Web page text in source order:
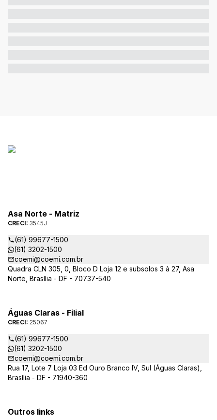
Asa Norte - Matriz
CRECI: 3545J
(61) 99677-1500
(61) 3202-1500
coemi@coemi.com.br
Quadra CLN 305, 0, Bloco D Loja 12 e subsolos 3 à 27, Asa
Norte, Brasília - DF - 70737-540
Águas Claras - Filial
CRECI: 25067
(61) 99677-1500
(61) 3202-1500
coemi@coemi.com.br
Rua 17, Lote 7 Loja 03 Ed Ouro Branco IV, Sul (Águas Claras),
Brasília - DF - 71940-360
Outros links